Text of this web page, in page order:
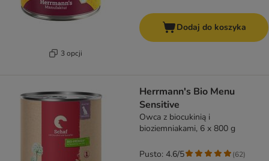
3 opcji
Dodaj do koszyka
Herrmann's Bio Menu
Sensitive
Owca z biocukinią i
bioziemniakami, 6 x 800 g
Pusto: 4.6/5 (62)